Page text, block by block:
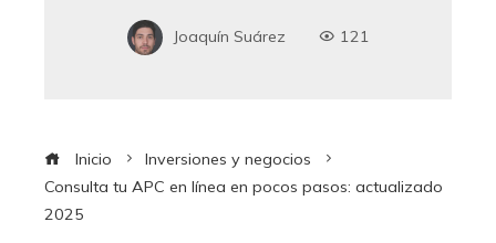
Joaquín Suárez 121
Inicio
Inversiones y negocios
Consulta tu APC en línea en pocos pasos: actualizado
2025